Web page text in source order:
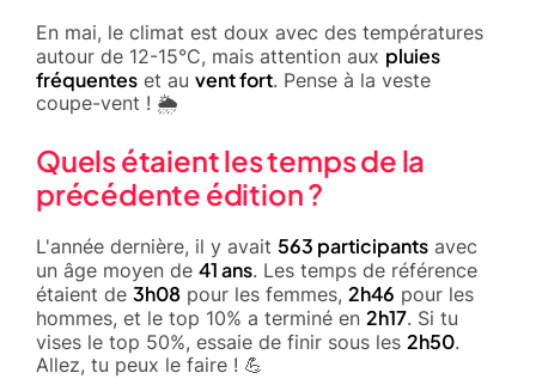
En mai, le climat est doux avec des températures
autour de 12-15°C, mais attention aux pluies
fréquentes et au vent fort. Pense à la veste
coupe-vent ! 🌦️
Quels étaient les temps de la
précédente édition ?
L'année dernière, il y avait 563 participants avec
un âge moyen de 41 ans. Les temps de référence
étaient de 3h08 pour les femmes, 2h46 pour les
hommes, et le top 10% a terminé en 2h17. Si tu
vises le top 50%, essaie de finir sous les 2h50.
Allez, tu peux le faire ! 💪